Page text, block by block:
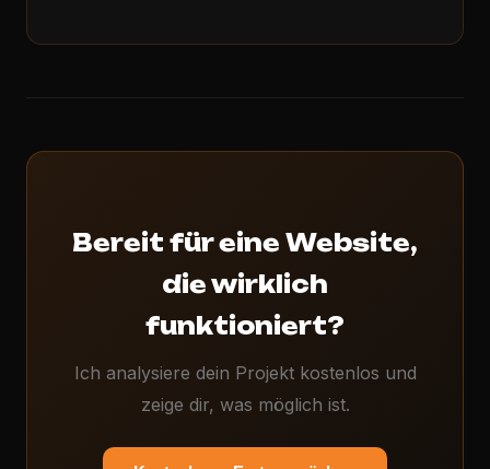
Bereit für eine Website,
die wirklich
funktioniert?
Ich analysiere dein Projekt kostenlos und
zeige dir, was möglich ist.